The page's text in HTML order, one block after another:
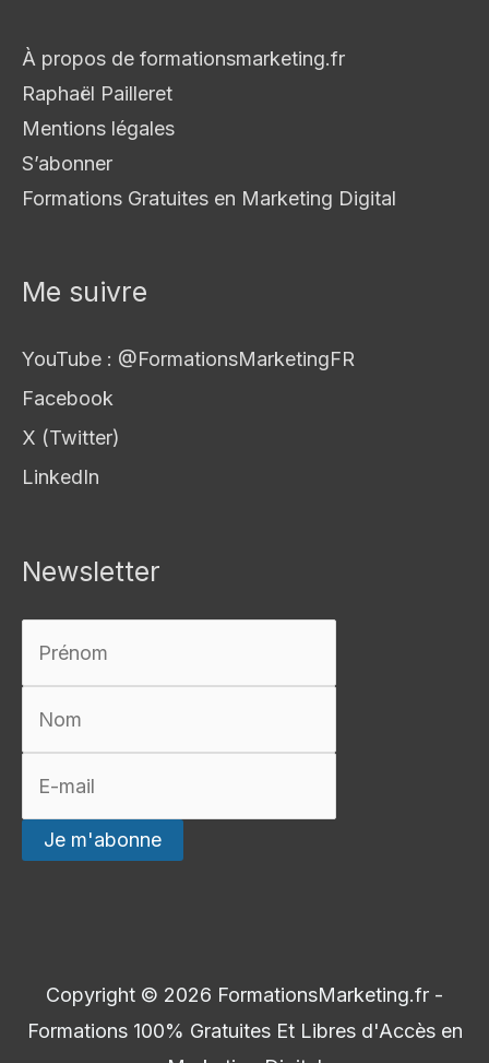
À propos de formationsmarketing.fr
Raphaël Pailleret
Mentions légales
S’abonner
Formations Gratuites en Marketing Digital
Me suivre
YouTube : @FormationsMarketingFR
Facebook
X (Twitter)
LinkedIn
Newsletter
Copyright © 2026 FormationsMarketing.fr -
Formations 100% Gratuites Et Libres d'Accès en